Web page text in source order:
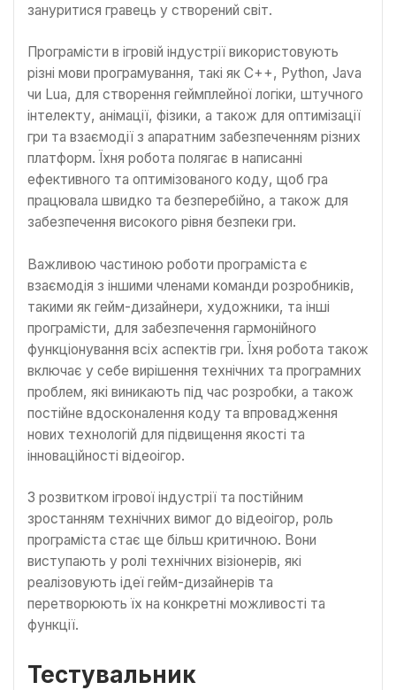
зануритися гравець у створений світ.
Програмісти в ігровій індустрії використовують
різні мови програмування, такі як C++, Python, Java
чи Lua, для створення геймплейної логіки, штучного
інтелекту, анімації, фізики, а також для оптимізації
гри та взаємодії з апаратним забезпеченням різних
платформ. Їхня робота полягає в написанні
ефективного та оптимізованого коду, щоб гра
працювала швидко та безперебійно, а також для
забезпечення високого рівня безпеки гри.
Важливою частиною роботи програміста є
взаємодія з іншими членами команди розробників,
такими як гейм-дизайнери, художники, та інші
програмісти, для забезпечення гармонійного
функціонування всіх аспектів гри. Їхня робота також
включає у себе вирішення технічних та програмних
проблем, які виникають під час розробки, а також
постійне вдосконалення коду та впровадження
нових технологій для підвищення якості та
інноваційності відеоігор.
З розвитком ігрової індустрії та постійним
зростанням технічних вимог до відеоігор, роль
програміста стає ще більш критичною. Вони
виступають у ролі технічних візіонерів, які
реалізовують ідеї гейм-дизайнерів та
перетворюють їх на конкретні можливості та
функції.
Тестувальник